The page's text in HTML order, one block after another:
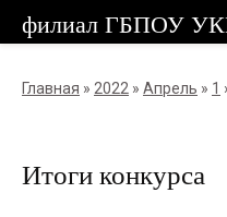
Главная » 2022 » Апрель » 1
Итоги конкурса